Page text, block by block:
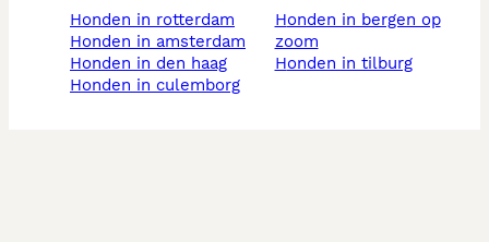
honden in rotterdam
honden in amsterdam
honden in den haag
honden in culemborg
honden in bergen op
zoom
honden in tilburg